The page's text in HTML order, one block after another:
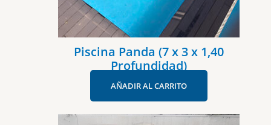
Piscina Panda (7 x 3 x 1,40
Profundidad)
AÑADIR AL CARRITO